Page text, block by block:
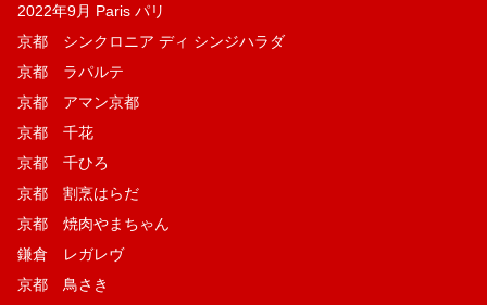
2022年9月 Paris パリ
京都 シンクロニア ディ シンジハラダ
京都 ラパルテ
京都 アマン京都
京都 千花
京都 千ひろ
京都 割烹はらだ
京都 焼肉やまちゃん
鎌倉 レガレヴ
京都 鳥さき